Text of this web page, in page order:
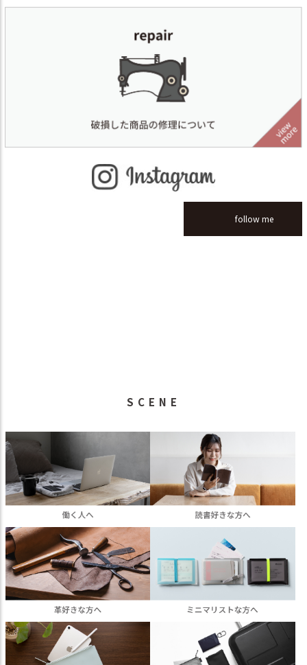
follow me
SCENE